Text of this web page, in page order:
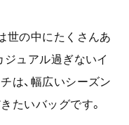
世の中にたくさんあ
ジュアル過ぎないイ
は、幅広いシーズン
たいバッグです。